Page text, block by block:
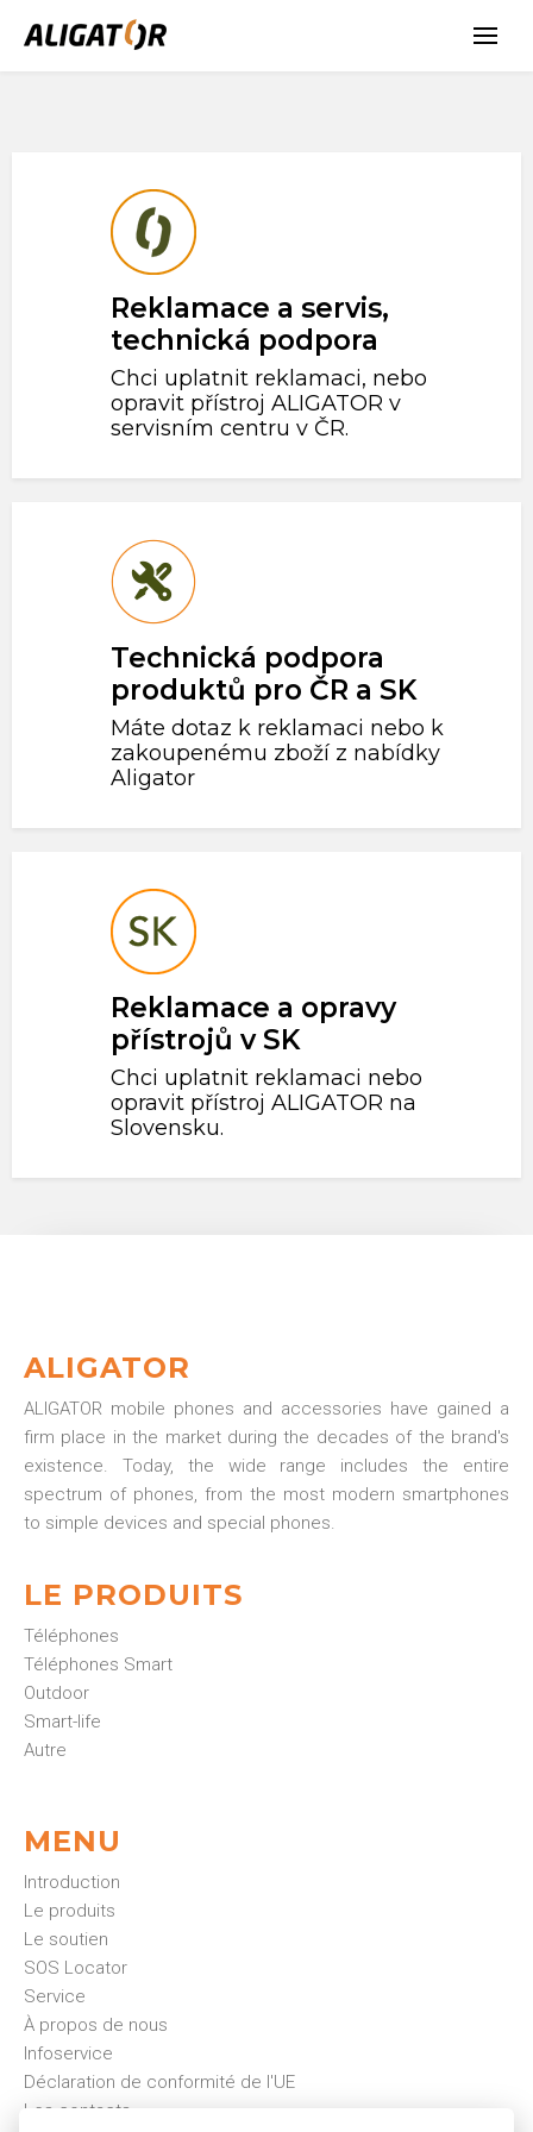
Reklamace a servis,
technická podpora
Chci uplatnit reklamaci, nebo
opravit přístroj ALIGATOR v
servisním centru v ČR.
Technická podpora
produktů pro ČR a SK
Máte dotaz k reklamaci nebo k
zakoupenému zboží z nabídky
Aligator
Reklamace a opravy
přístrojů v SK
Chci uplatnit reklamaci nebo
opravit přístroj ALIGATOR na
Slovensku.
ALIGATOR
ALIGATOR mobile phones and accessories have gained a
firm place in the market during the decades of the brand's
existence. Today, the wide range includes the entire
spectrum of phones, from the most modern smartphones
to simple devices and special phones.
LE PRODUITS
Téléphones
Téléphones Smart
Outdoor
Smart-life
Autre
MENU
Introduction
Le produits
Le soutien
SOS Locator
Service
À propos de nous
Infoservice
Déclaration de conformité de l'UE
Les contacts